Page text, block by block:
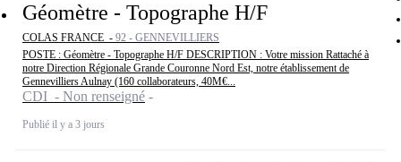
Géomètre - Topographe H/F
COLAS FRANCE - 92 - GENNEVILLIERS
POSTE : Géomètre - Topographe H/F DESCRIPTION : Votre mission Rattaché à
notre Direction Régionale Grande Couronne Nord Est, notre établissement de
Gennevilliers Aulnay (160 collaborateurs, 40M€...
CDI - Non renseigné
Publié il y a 3 jours